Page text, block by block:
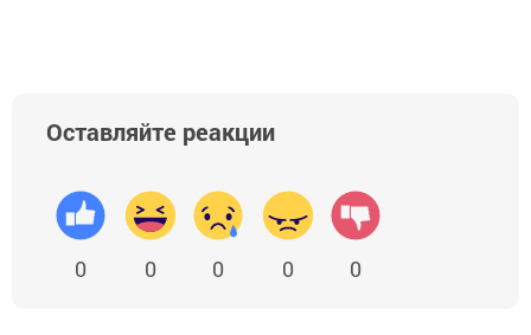
Оставляйте реакции
0 0 0 0 0